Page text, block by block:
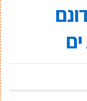
תוכנית של 6.5 דונם